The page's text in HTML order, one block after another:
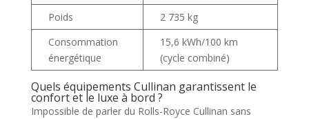
Poids
2 735 kg
Consommation
énergétique
15,6 kWh/100 km
(cycle combiné)
Quels équipements Cullinan garantissent le
confort et le luxe à bord ?
Impossible de parler du Rolls-Royce Cullinan sans